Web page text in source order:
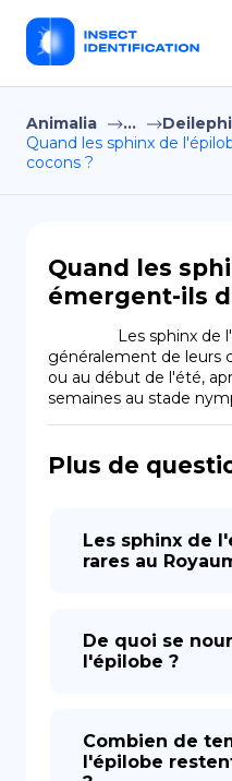
FR
Animalia ...
Quand les sphinx de
cocons ?
Quand les
émergent-ils
généralement de leurs
ou au début de l'été,
semaines au stade
Plus de
Les sphinx de
rares au
De quoi se
l'épilobe ?
Combien de
l'épilobe